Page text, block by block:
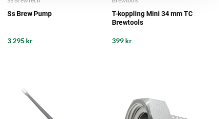
Ss Brew Pump
3 295 kr
T-koppling Mini 34 mm TC
Brewtools
399 kr